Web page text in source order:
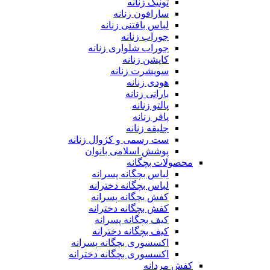
تونیک زنانه
سارافون زنانه
لباس بافتنی زنانه
جوراب زنانه
جوراب شلواری زنانه
کاپشن زنانه
سویشرت زنانه
هودی زنانه
بارانی زنانه
پالتو زنانه
پافر زنانه
جلیقه زنانه
ست رسمی و کژوال زنانه
پوشش اسلامی بانوان
محصولات بچگانه
لباس بچگانه پسرانه
لباس بچگانه دخترانه
کفش بچگانه پسرانه
کفش بچگانه دخترانه
کیف بچگانه پسرانه
کیف بچگانه دخترانه
اکسسوری بچگانه پسرانه
اکسسوری بچگانه دخترانه
کفش مردانه